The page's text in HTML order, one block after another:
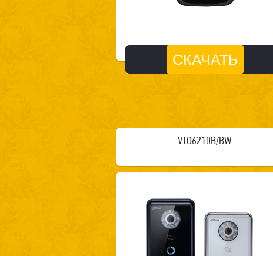
СКАЧАТЬ
VTO6210B/BW